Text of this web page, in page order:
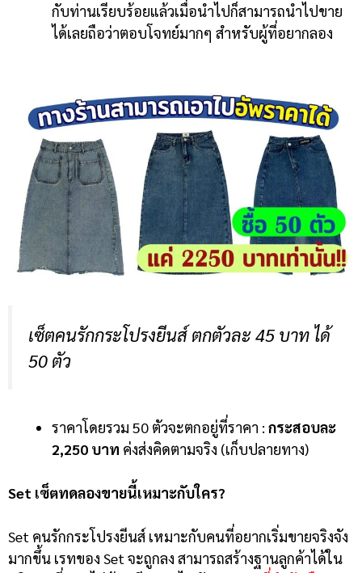
กับท่านเรียบร้อยแล้วเมื่อนำไปก็สามารถนำไปขาย
ได้เลยถือว่าตอบโจทย์มากๆ สำหรับผู้ที่อยากลอง
เซ็ตคนรักกระโปรงยีนส์ ตกตัวละ 45 บาท ได้
50 ตัว
ราคาโดยรวม 50 ตัวจะตกอยู่ที่ราคา : กระสอบละ
2,250 บาท ค่งส่งคิดตามจริง (เก็บปลายทาง)
Set เซ็ตทดลองขายนี้เหมาะกับใคร?
Set คนรักกระโปรงยีนส์ เหมาะกับคนที่อยากเริ่มขายจริงจัง
มากขึ้น เรทของ Set จะถูกลง สามารถสร้างฐานลูกค้าได้ใน